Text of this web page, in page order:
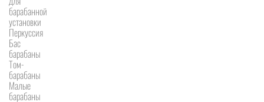
барабанной
установки
Перкуссия
Бас
барабаны
Том-
барабаны
Малые
барабаны